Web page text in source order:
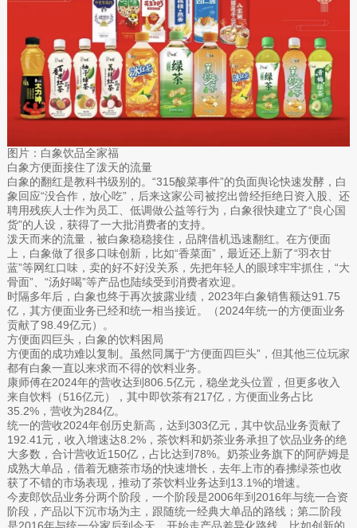
图片：白象饮品全家福
白象方便面接住了泼天的流量
白象的翻红是教科书级别的。“315酸菜事件”的负面舆论快速发酵，白
象回应“没合作，放心吃”，后来这家公司被挖出曾经拒绝日资入股、还
聘用残疾人士作为员工、低调做公益等行为，白象很快建立了“良心国
货”的人设，获得了一大批消费者的支持。
泼天而来的流量，被白象稳稳接住，品牌借机迅速翻红。在方便面
上，白象做了很多口味创新，比如“香菜面”，最近还上新了“羽衣甘
蓝”等网红口味，卖的好不好没关系，先把年轻人的眼球牢牢抓住，“大
骨面”、“汤好喝”等产品也陆续受到消费者欢迎。
时隔多年后，白象也终于再次披露业绩，2023年白象销售额达91.75
亿，其方便面业务已经和统一相当接近。（2024年统一的方便面业务
贡献了98.49亿元）。
方便面四巨头，白象的饮料困局
方便面的成功难以复制。虽然同属于“方便面四巨头”，但其他三位玩家
都有白象一直以来求而不得的饮料业务。
康师傅在2024年的营收达到806.5亿元，稳坐龙头位置，但更多收入
来自饮料（516亿元），其中即饮茶有217亿，方便面业务占比
35.2%，营收为284亿。
统一的营收2024年创历史新高，达到303亿元，其中饮品业务贡献了
192.41元，收入增速达8.2%，茶饮料和奶茶业务承担了饮品业务的绝
大多数，合计营收近150亿，占比达到78%。奶茶业务旗下的阿萨姆是
成熟大单品，借着无糖茶市场的快速增长，去年上市的春拂绿茶也收
获了不错的市场表现，推动了茶饮料业务达到13.1%的增速。
今麦郎饮品业务分两个阶段，一个阶段是2006年到2016年与统一合资
阶段，产品以下沉市场为主，跟随统一经典大单品的路线；第二阶段